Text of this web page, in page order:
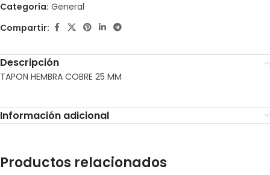
Categoría: General
Compartir:
Descripción
TAPON HEMBRA COBRE 25 MM
Información adicional
Productos relacionados